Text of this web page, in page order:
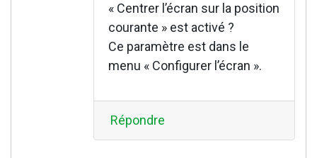
« Centrer l’écran sur la position
courante » est activé ?
Ce paramètre est dans le
menu « Configurer l’écran ».
Répondre